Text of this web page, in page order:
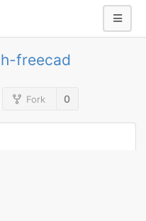
freecad
Fork 0